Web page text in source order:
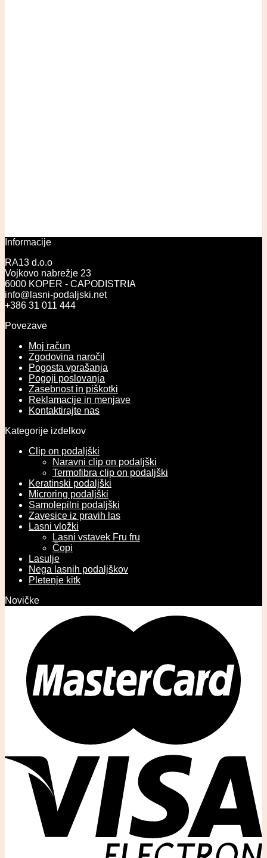
Informacije
RA13 d.o.o
Vojkovo nabrežje 23
6000 KOPER - CAPODISTRIA
info@lasni-podaljski.net
+386 31 011 444
Povezave
Moj račun
Zgodovina naročil
Pogosta vprašanja
Pogoji poslovanja
Zasebnost in piškotki
Reklamacije in menjave
Kontaktirajte nas
Kategorije izdelkov
Clip on podaljški
Naravni clip on podaljški
Termofibra clip on podaljški
Keratinski podaljški
Microring podaljški
Samolepilni podaljški
Zavesice iz pravih las
Lasni vložki
Lasni vstavek Fru fru
Čopi
Lasulje
Nega lasnih podaljškov
Pletenje kitk
Novičke